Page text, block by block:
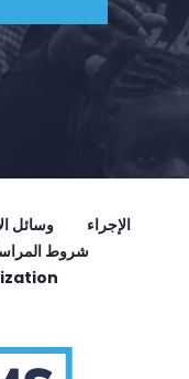
وسائل
الإجراء
شروط